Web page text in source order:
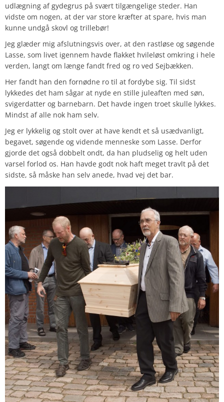
udlægning af gydegrus på svært tilgængelige steder. Han
vidste om nogen, at der var store kræfter at spare, hvis man
kunne undgå skovl og trillebør!
Jeg glæder mig afslutningsvis over, at den rastløse og søgende
Lasse, som livet igennem havde flakket hvileløst omkring i hele
verden, langt om længe fandt fred og ro ved Sejbækken.
Her fandt han den fornødne ro til at fordybe sig. Til sidst
lykkedes det ham sågar at nyde en stille juleaften med søn,
svigerdatter og barnebarn. Det havde ingen troet skulle lykkes.
Mindst af alle nok ham selv.
Jeg er lykkelig og stolt over at have kendt et så usædvanligt,
begavet, søgende og vidende menneske som Lasse. Derfor
gjorde det også dobbelt ondt, da han pludselig og helt uden
varsel forlod os. Han havde godt nok haft meget travlt på det
sidste, så måske han selv anede, hvad vej det bar.